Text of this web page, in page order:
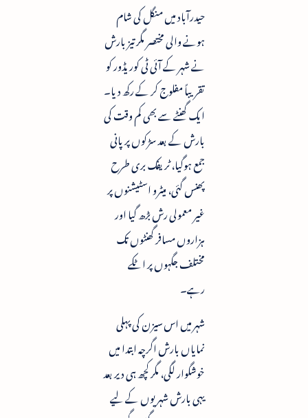
حیدرآباد میں منگل کی شام
ہونے والی مختصر مگر تیز بارش
نے شہر کے آئی ٹی کوریڈور کو
تقریباً مفلوج کر کے رکھ دیا۔
ایک گھنٹے سے بھی کم وقت کی
بارش کے بعد سڑکوں پر پانی
جمع ہوگیا، ٹریفک بری طرح
پھنس گئی، میٹرو اسٹیشنوں پر
غیر معمولی رش بڑھ گیا اور
ہزاروں مسافر گھنٹوں تک
مختلف جگہوں پر اٹکے
رہے۔
شہر میں اس سیزن کی پہلی
نمایاں بارش اگرچہ ابتدا میں
خوشگوار لگی، مگر کچھ ہی دیر بعد
یہی بارش شہریوں کے لیے